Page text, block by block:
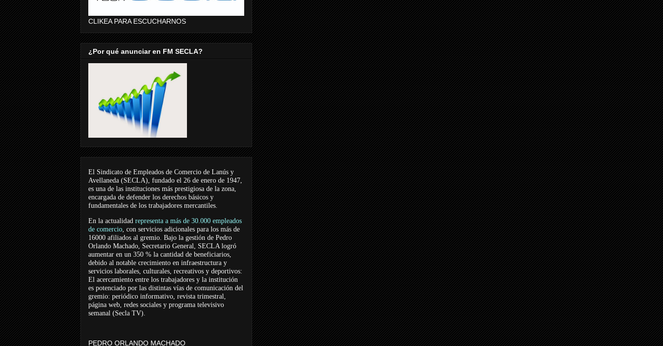
CLIKEA PARA ESCUCHARNOS
¿Por qué anunciar en FM SECLA?
El Sindicato de Empleados de Comercio de Lanús y
Avellaneda (SECLA), fundado el 26 de enero de 1947,
es una de las instituciones más prestigiosa de la zona,
encargada de defender los derechos básicos y
fundamentales de los trabajadores mercantiles.
En la actualidad representa a más de 30.000 empleados
de comercio, con servicios adicionales para los más de
16000 afiliados al gremio. Bajo la gestión de Pedro
Orlando Machado, Secretario General, SECLA logró
aumentar en un 350 % la cantidad de beneficiarios,
debido al notable crecimiento en infraestructura y
servicios laborales, culturales, recreativos y deportivos:
El acercamiento entre los trabajadores y la institución
es potenciado por las distintas vías de comunicación del
gremio: periódico informativo, revista trimestral,
página web, redes sociales y programa televisivo
semanal (Secla TV).
PEDRO ORLANDO MACHADO